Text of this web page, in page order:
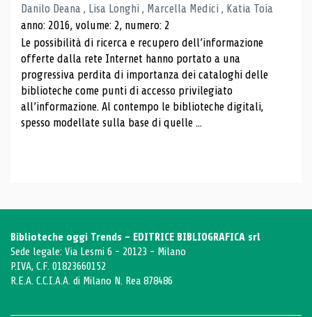
Danilo Deana , Lisa Longhi , Marcella Medici , Katia Toia
anno: 2016, volume: 2, numero: 2
Le possibilità di ricerca e recupero dell’informazione
offerte dalla rete Internet hanno portato a una
progressiva perdita di importanza dei cataloghi delle
biblioteche come punti di accesso privilegiato
all’informazione. Al contempo le biblioteche digitali,
spesso modellate sulla base di quelle ...
Biblioteche oggi Trends - EDITRICE BIBLIOGRAFICA srl
Sede legale: Via Lesmi 6 - 20123 - Milano
P.IVA, C.F. 01823660152
R.E.A. C.C.I.A.A. di Milano N. Rea 878486